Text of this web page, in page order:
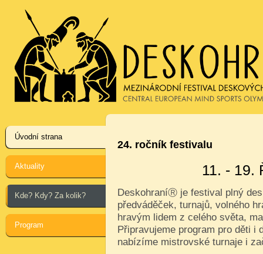
Úvodní strana
Aktuality
Kde? Kdy? Za kolik?
Program
24. ročník festivalu
11. - 19.
DeskohraníⓇ je festival plný
předváděček, turnajů, volného
hravým lidem z celého světa,
Připravujeme program pro děti i
nabízíme mistrovské turnaje i